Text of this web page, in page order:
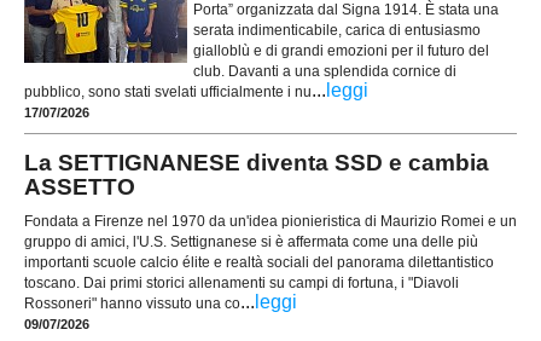
Porta” organizzata dal Signa 1914. È stata una
serata indimenticabile, carica di entusiasmo
gialloblù e di grandi emozioni per il futuro del
club. Davanti a una splendida cornice di
pubblico, sono stati svelati ufficialmente i nu... leggi
17/07/2026
La SETTIGNANESE diventa SSD e cambia
ASSETTO
Fondata a Firenze nel 1970 da un'idea pionieristica di Maurizio Romei e un
gruppo di amici, l'U.S. Settignanese si è affermata come una delle più
importanti scuole calcio élite e realtà sociali del panorama dilettantistico
toscano. Dai primi storici allenamenti su campi di fortuna, i "Diavoli
Rossoneri" hanno vissuto una co... leggi
09/07/2026